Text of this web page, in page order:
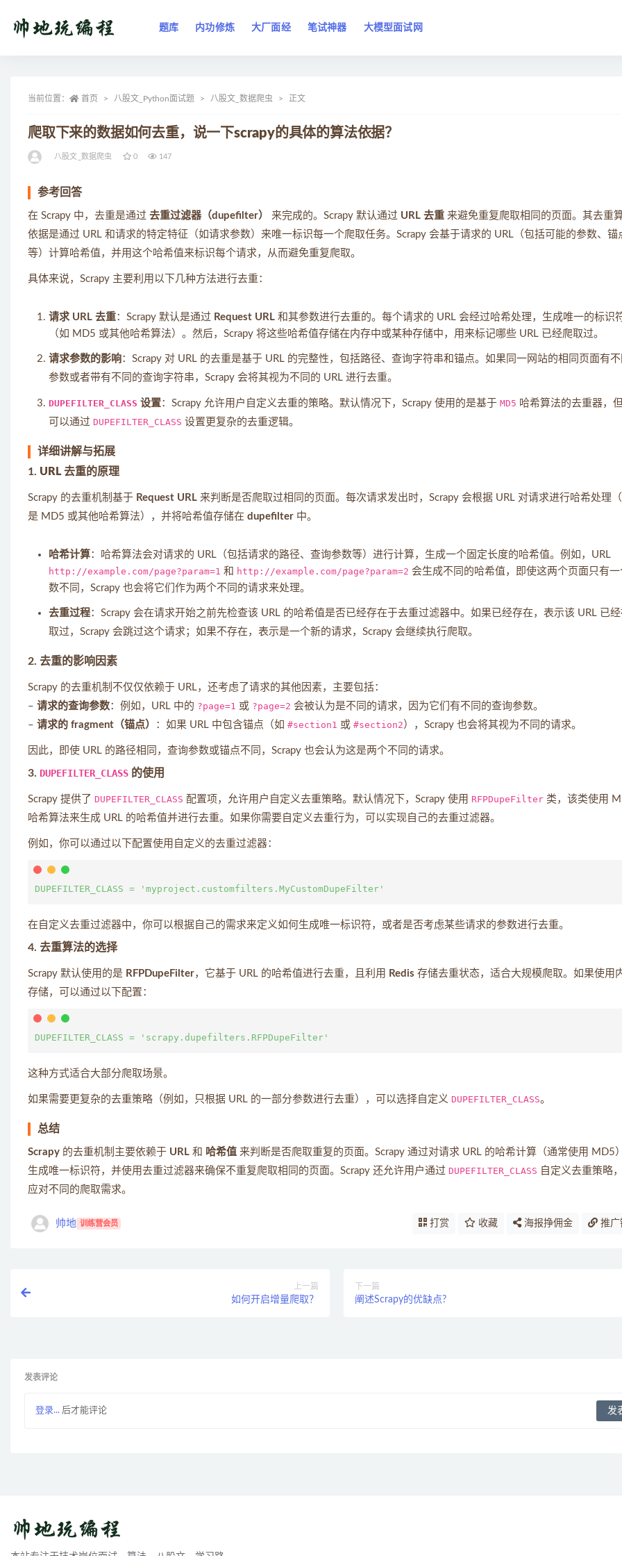
题库 内功修炼 大厂面经 笔试神器 大模型面试网
当前位置： 首页 八股文_Python面试题 八股文_数据爬虫 正文
爬取下来的数据如何去重，说一下scrapy的具体的算法依据？
八股文_数据爬虫 0 147
参考回答
在 Scrapy 中，去重是通过 去重过滤器（dupefilter） 来完成的。Scrapy 默认通过 URL 去重 来避免重复爬取相同的页面。其去重
依据是通过 URL 和请求的特定特征（如请求参数）来唯一标识每一个爬取任务。Scrapy 会基于请求的 URL（包括可能的参数、锚
等）计算哈希值，并用这个哈希值来标识每个请求，从而避免重复爬取。
具体来说，Scrapy 主要利用以下几种方法进行去重：
请求 URL 去重：Scrapy 默认是通过 Request URL 和其参数进行去重的。每个请求的 URL 会经过哈希处理，生成唯一的标识
（如 MD5 或其他哈希算法）。然后，Scrapy 将这些哈希值存储在内存中或某种存储中，用来标记哪些 URL 已经爬取过。
请求参数的影响 ：Scrapy 对 URL 的去重是基于 URL 的完整性，包括路径、查询字符串和锚点。如果同一网站的相同页面有
参数或者带有不同的查询字符串，Scrapy 会将其视为不同的 URL 进行去重。
DUPEFILTER_CLASS 设置：Scrapy 允许用户自定义去重的策略。默认情况下，Scrapy 使用的是基于 MD5 哈希算法的去重器，
可以通过 DUPEFILTER_CLASS 设置更复杂的去重逻辑。
详细讲解与拓展
1. URL 去重的原理
Scrapy 的去重机制基于 Request URL 来判断是否爬取过相同的页面。每次请求发出时，Scrapy 会根据 URL 对请求进行哈希处理
是 MD5 或其他哈希算法），并将哈希值存储在 dupefilter 中。
哈希计算：哈希算法会对请求的 URL（包括请求的路径、查询参数等）进行计算，生成一个固定长度的哈希值。例如，URL
http://example.com/page?param=1 和 http://example.com/page?param=2 会生成不同的哈希值，即使这两个页面只有一
数不同，Scrapy 也会将它们作为两个不同的请求来处理。
去重过程：Scrapy 会在请求开始之前先检查该 URL 的哈希值是否已经存在于去重过滤器中。如果已经存在，表示该 URL 已
取过，Scrapy 会跳过这个请求；如果不存在，表示是一个新的请求，Scrapy 会继续执行爬取。
2. 去重的影响因素
Scrapy 的去重机制不仅仅依赖于 URL，还考虑了请求的其他因素，主要包括：
– 请求的查询参数：例如，URL 中的 ?page=1 或 ?page=2 会被认为是不同的请求，因为它们有不同的查询参数。
– 请求的 fragment（锚点） ：如果 URL 中包含锚点（如 #section1 或 #section2），Scrapy 也会将其视为不同的请求。
因此，即使 URL 的路径相同，查询参数或锚点不同，Scrapy 也会认为这是两个不同的请求。
3. DUPEFILTER_CLASS 的使用
Scrapy 提供了 DUPEFILTER_CLASS 配置项，允许用户自定义去重策略。默认情况下，Scrapy 使用 RFPDupeFilter 类，该类使用
哈希算法来生成 URL 的哈希值并进行去重。如果你需要自定义去重行为，可以实现自己的去重过滤器。
例如，你可以通过以下配置使用自定义的去重过滤器：
在自定义去重过滤器中，你可以根据自己的需求来定义如何生成唯一标识符，或者是否考虑某些请求的参数进行去重。
4. 去重算法的选择
Scrapy 默认使用的是 RFPDupeFilter，它基于 URL 的哈希值进行去重，且利用 Redis 存储去重状态，适合大规模爬取。如果使用
存储，可以通过以下配置：
这种方式适合大部分爬取场景。
如果需要更复杂的去重策略（例如，只根据 URL 的一部分参数进行去重），可以选择自定义 DUPEFILTER_CLASS。
总结
Scrapy 的去重机制主要依赖于 URL 和 哈希值 来判断是否爬取重复的页面。Scrapy 通过对请求 URL 的哈希计算（通常使用 MD5
生成唯一标识符，并使用去重过滤器来确保不重复爬取相同的页面。Scrapy 还允许用户通过 DUPEFILTER_CLASS 自定义去重策略
应对不同的爬取需求。
帅地 训练营会员 打赏 收藏 海报挣佣金 推广
上一篇
如何开启增量爬取？
下一篇
阐述Scrapy的优缺点?
发表评论
登录... 后才能评论